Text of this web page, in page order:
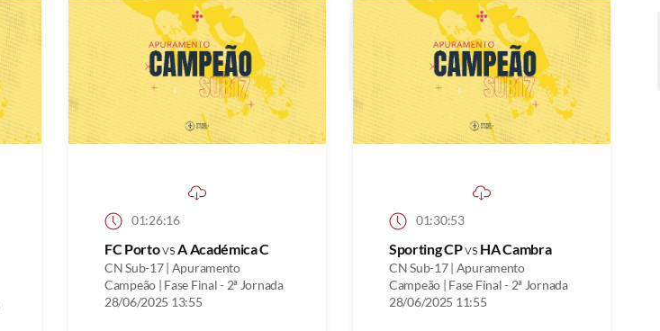
01:26:16
FC PortovsA Académica C
CN Sub-17 | Apuramento
Campeão | Fase Final - 2ª Jornada
28/06/2025 13:55
01:30:53
Sporting CPvs HA Cambra
CN Sub-17 | Apuramento
Campeão | Fase Final - 2ª Jornada
28/06/2025 11:55